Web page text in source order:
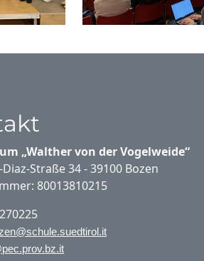
„Walther von der Vogelweide“
Straße 34 - 39100 Bozen
80013810215